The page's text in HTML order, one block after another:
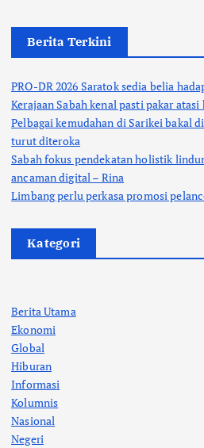
Berita Terkini
PRO-DR 2026 Saratok sedia belia
Kerajaan Sabah kenal pasti pakar
Pelbagai kemudahan di Sarikei bakal
turut diteroka
Sabah fokus pendekatan holistik
ancaman digital – Rina
Limbang perlu perkasa promosi
Kategori
Berita Utama
Ekonomi
Global
Hiburan
Informasi
Kolumnis
Nasional
Negeri